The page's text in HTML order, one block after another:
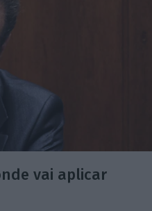
vai aplicar